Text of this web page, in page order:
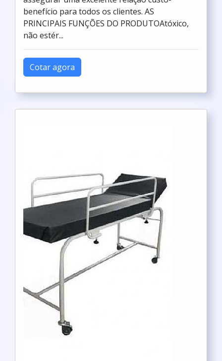
benefício para todos os clientes. AS
PRINCIPAIS FUNÇÕES DO PRODUTOAtóxico,
não estér...
Cotar agora